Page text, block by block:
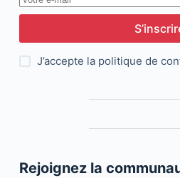
J’accepte la politique de
Rejoignez la